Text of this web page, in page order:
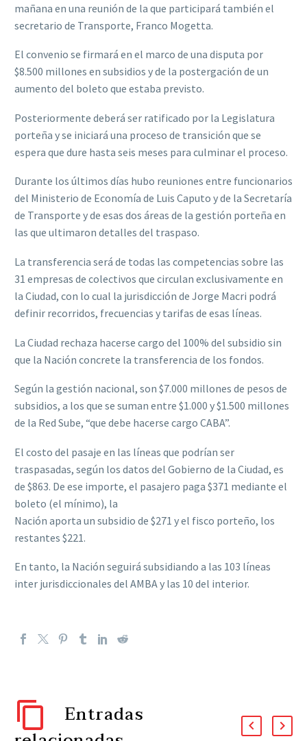
mañana en una reunión de la que participará también el
secretario de Transporte, Franco Mogetta.
El convenio se firmará en el marco de una disputa por
$8.500 millones en subsidios y de la postergación de un
aumento del boleto que estaba previsto.
Posteriormente deberá ser ratificado por la Legislatura
porteña y se iniciará una proceso de transición que se
espera que dure hasta seis meses para culminar el proceso.
Durante los últimos días hubo reuniones entre funcionarios
del Ministerio de Economía de Luis Caputo y de la Secretaría
de Transporte y de esas dos áreas de la gestión porteña en
las que ultimaron detalles del traspaso.
La transferencia será de todas las competencias sobre las
31 empresas de colectivos que circulan exclusivamente en
la Ciudad, con lo cual la jurisdicción de Jorge Macri podrá
definir recorridos, frecuencias y tarifas de esas líneas.
La Ciudad rechaza hacerse cargo del 100% del subsidio sin
que la Nación concrete la transferencia de los fondos.
Según la gestión nacional, son $7.000 millones de pesos de
subsidios, a los que se suman entre $1.000 y $1.500 millones
de la Red Sube, “que debe hacerse cargo CABA”.
El costo del pasaje en las líneas que podrían ser
traspasadas, según los datos del Gobierno de la Ciudad, es
de $863. De ese importe, el pasajero paga $371 mediante el
boleto (el mínimo), la
Nación aporta un subsidio de $271 y el fisco porteño, los
restantes $221.
En tanto, la Nación seguirá subsidiando a las 103 líneas
inter jurisdiccionales del AMBA y las 10 del interior.
Entradas